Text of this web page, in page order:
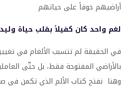
أراضيهم خوفاً على حياتهم
لغم واحد كان كفيلاً بقلب حياة
في الحقيقة لم تتسبب الألغام في تغيير
بالأراضي المفتوحة فقط، بل حتّى
وهنا نفتح كتاب الألم الذي تكمن في